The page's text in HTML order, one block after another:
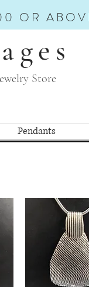
OR
Store
Pendants